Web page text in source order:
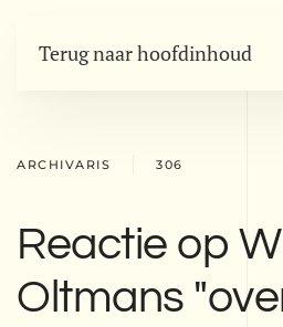
Terug naar hoofdinhoud
ARCHIVARIS 306
Reactie op
Oltmans